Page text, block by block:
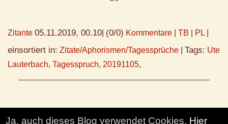
Zitante 05.11.2019, 00.10 (0/0) Kommentare TB PL
einsortiert in: Zitate/Aphorismen/Tagessprüche Tags: Ute
Lauterbach, Tagesspruch, 20191105,
Ja, auch dieses Blog verwendet Cookies. Hier